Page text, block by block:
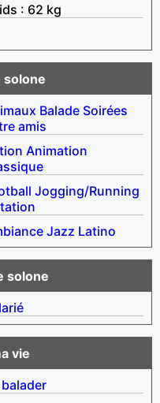
: 62 kg
solone
Balade Soirées
amis
Animation
Jogging/Running
Jazz Latino
solone
vie
balader